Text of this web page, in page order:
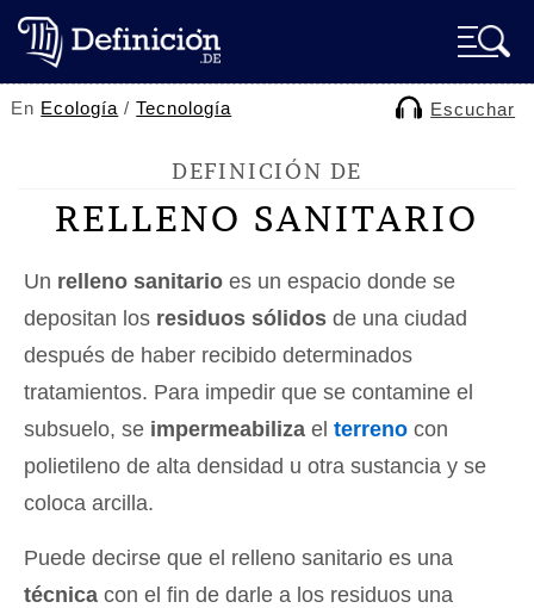
En Ecología /Tecnología Escuchar
DEFINICIÓN DE
RELLENO SANITARIO
Un relleno sanitario es un espacio donde se
depositan los residuos sólidos de una ciudad
después de haber recibido determinados
tratamientos. Para impedir que se contamine el
subsuelo, se impermeabiliza el terreno con
polietileno de alta densidad u otra sustancia y se
coloca arcilla.
Puede decirse que el relleno sanitario es una
técnica con el fin de darle a los residuos una